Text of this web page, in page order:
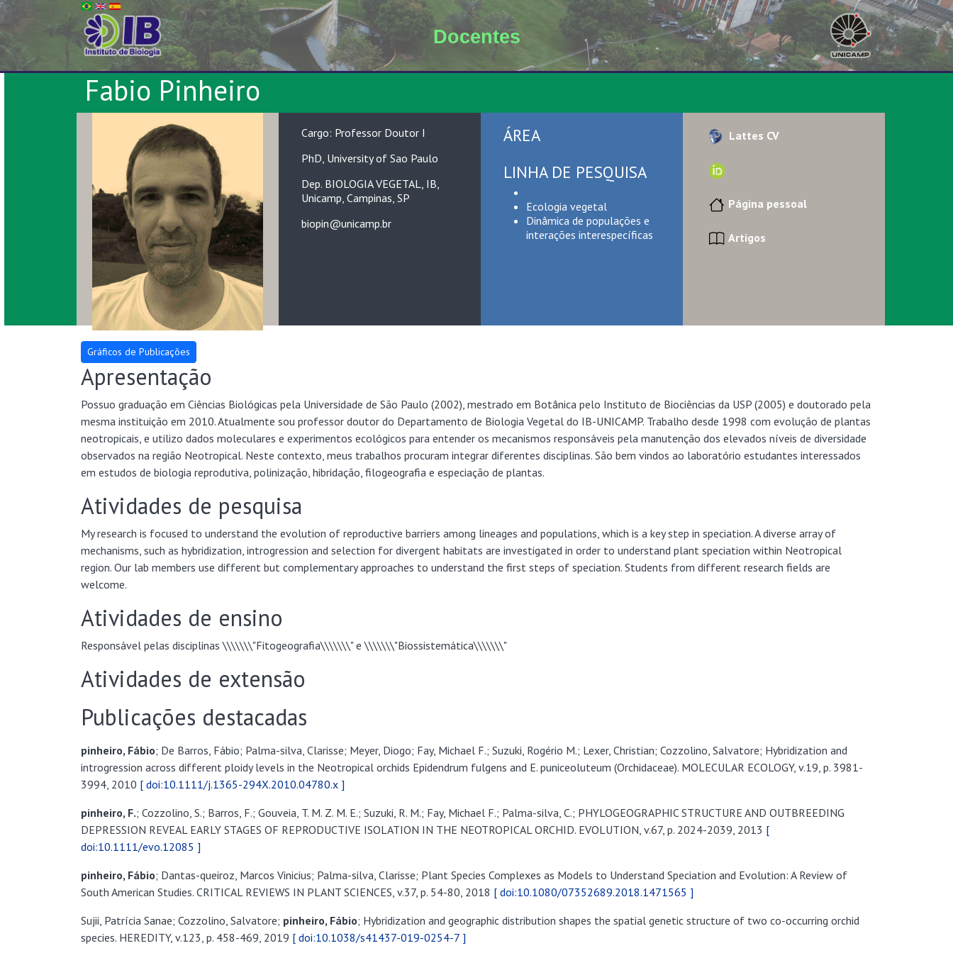
Docentes
Fabio Pinheiro
Cargo: Professor Doutor I
PhD, University of Sao Paulo
Dep. BIOLOGIA VEGETAL, IB,
Unicamp, Campinas, SP
biopin@unicamp.br
ÁREA
LINHA DE PESQUISA
Ecologia vegetal
Dinâmica de populações e
interações interespecíficas
Lattes CV
Página pessoal
Artigos
Apresentação
Possuo graduação em Ciências Biológicas pela Universidade de São Paulo (2002), mestrado em Botânica pelo Instituto de Biociências da USP (2005) e doutorado pela
mesma instituição em 2010. Atualmente sou professor doutor do Departamento de Biologia Vegetal do IB-UNICAMP. Trabalho desde 1998 com evolução de plantas
neotropicais, e utilizo dados moleculares e experimentos ecológicos para entender os mecanismos responsáveis pela manutenção dos elevados níveis de diversidade
observados na região Neotropical. Neste contexto, meus trabalhos procuram integrar diferentes disciplinas. São bem vindos ao laboratório estudantes interessados
em estudos de biologia reprodutiva, polinização, hibridação, filogeografia e especiação de plantas.
Atividades de pesquisa
My research is focused to understand the evolution of reproductive barriers among lineages and populations, which is a key step in speciation. A diverse array of
mechanisms, such as hybridization, introgression and selection for divergent habitats are investigated in order to understand plant speciation within Neotropical
region. Our lab members use different but complementary approaches to understand the first steps of speciation. Students from different research fields are
welcome.
Atividades de ensino
Responsável pelas disciplinas \\\\\\\"Fitogeografia\\\\\\\" e \\\\\\\"Biossistemática\\\\\\\"
Atividades de extensão
Publicações destacadas
pinheiro, Fábio; De Barros, Fábio; Palma-silva, Clarisse; Meyer, Diogo; Fay, Michael F.; Suzuki, Rogério M.; Lexer, Christian; Cozzolino, Salvatore; Hybridization and
introgression across different ploidy levels in the Neotropical orchids Epidendrum fulgens and E. puniceoluteum (Orchidaceae). MOLECULAR ECOLOGY, v.19, p. 3981-
3994, 2010 [ doi:10.1111/j.1365-294X.2010.04780.x ]
pinheiro, F.; Cozzolino, S.; Barros, F.; Gouveia, T. M. Z. M. E.; Suzuki, R. M.; Fay, Michael F.; Palma-silva, C.; PHYLOGEOGRAPHIC STRUCTURE AND OUTBREEDING
DEPRESSION REVEAL EARLY STAGES OF REPRODUCTIVE ISOLATION IN THE NEOTROPICAL ORCHID. EVOLUTION, v.67, p. 2024-2039, 2013 [
doi:10.1111/evo.12085 ]
pinheiro, Fábio; Dantas-queiroz, Marcos Vinicius; Palma-silva, Clarisse; Plant Species Complexes as Models to Understand Speciation and Evolution: A Review of
South American Studies. CRITICAL REVIEWS IN PLANT SCIENCES, v.37, p. 54-80, 2018 [ doi:10.1080/07352689.2018.1471565 ]
Sujii, Patrícia Sanae; Cozzolino, Salvatore; pinheiro, Fábio; Hybridization and geographic distribution shapes the spatial genetic structure of two co-occurring orchid
species. HEREDITY, v.123, p. 458-469, 2019 [ doi:10.1038/s41437-019-0254-7 ]